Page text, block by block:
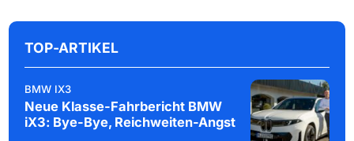
TOP-ARTIKEL
BMW IX3
Neue Klasse-Fahrbericht BMW
iX3: Bye-Bye, Reichweiten-Angst